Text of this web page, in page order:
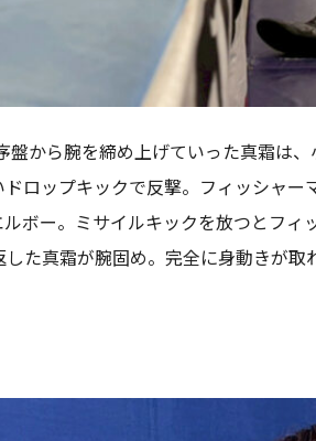
から腕を締め上げていった真霜は
ロップキックで反撃。フィッシャ
ボー。ミサイルキックを放つとフ
た真霜が腕固め。完全に身動きが取